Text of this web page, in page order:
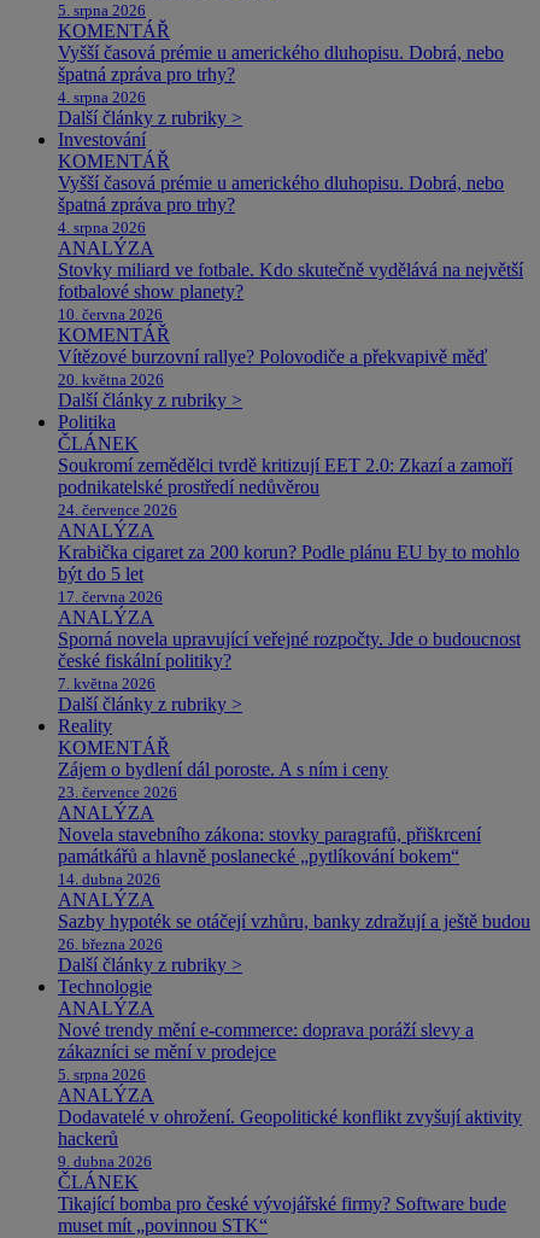
5. srpna 2026
KOMENTÁŘ
Vyšší časová prémie u amerického dluhopisu. Dobrá, nebo
špatná zpráva pro trhy?
4. srpna 2026
Další články z rubriky >
Investování
KOMENTÁŘ
Vyšší časová prémie u amerického dluhopisu. Dobrá, nebo
špatná zpráva pro trhy?
4. srpna 2026
ANALÝZA
Stovky miliard ve fotbale. Kdo skutečně vydělává na největší
fotbalové show planety?
10. června 2026
KOMENTÁŘ
Vítězové burzovní rallye? Polovodiče a překvapivě měď
20. května 2026
Další články z rubriky >
Politika
ČLÁNEK
Soukromí zemědělci tvrdě kritizují EET 2.0: Zkazí a zamoří
podnikatelské prostředí nedůvěrou
24. července 2026
ANALÝZA
Krabička cigaret za 200 korun? Podle plánu EU by to mohlo
být do 5 let
17. června 2026
ANALÝZA
Sporná novela upravující veřejné rozpočty. Jde o budoucnost
české fiskální politiky?
7. května 2026
Další články z rubriky >
Reality
KOMENTÁŘ
Zájem o bydlení dál poroste. A s ním i ceny
23. července 2026
ANALÝZA
Novela stavebního zákona: stovky paragrafů, přiškrcení
památkářů a hlavně poslanecké „pytlíkování bokem“
14. dubna 2026
ANALÝZA
Sazby hypoték se otáčejí vzhůru, banky zdražují a ještě budou
26. března 2026
Další články z rubriky >
Technologie
ANALÝZA
Nové trendy mění e-commerce: doprava poráží slevy a
zákazníci se mění v prodejce
5. srpna 2026
ANALÝZA
Dodavatelé v ohrožení. Geopolitické konflikt zvyšují aktivity
hackerů
9. dubna 2026
ČLÁNEK
Tikající bomba pro české vývojářské firmy? Software bude
muset mít „povinnou STK“